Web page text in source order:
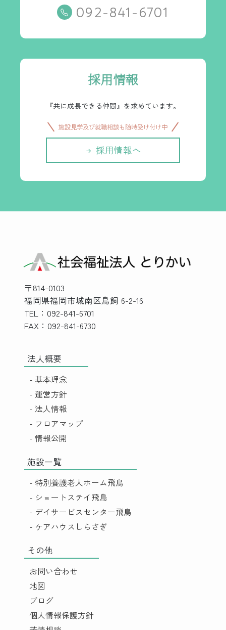
092-841-6701
採用情報
『共に成長できる仲間』を求めています。
施設見学及び就職相談も随時受け付け中
採用情報へ
〒814-0103
福岡県福岡市城南区鳥飼 6-2-16
TEL：092-841-6701
FAX：092-841-6730
法人概要
- 基本理念
- 運営方針
- 法人情報
- フロアマップ
- 情報公開
施設一覧
- 特別養護老人ホーム飛鳥
- ショートステイ飛鳥
- デイサービスセンター飛鳥
- ケアハウスしらさぎ
その他
お問い合わせ
地図
ブログ
個人情報保護方針